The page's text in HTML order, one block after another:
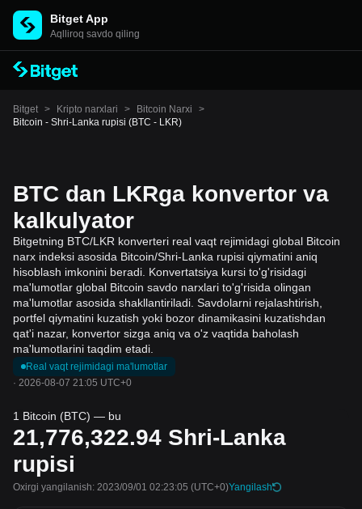
Bitget App
Aqlliroq savdo qiling
Bitget > Kripto narxlari > Bitcoin Narxi
>
Bitcoin - Shri-Lanka rupisi (BTC - LKR)
BTC dan LKRga konvertor va
kalkulyator
Bitgetning BTC/LKR konverteri real vaqt rejimidagi global Bitcoin
narx indeksi asosida Bitcoin/Shri-Lanka rupisi qiymatini aniq
hisoblash imkonini beradi. Konvertatsiya kursi to'g'risidagi
ma'lumotlar global Bitcoin savdo narxlari to'g'risida olingan
ma'lumotlar asosida shakllantiriladi. Savdolarni rejalashtirish,
portfel qiymatini kuzatish yoki bozor dinamikasini kuzatishdan
qat'i nazar, konvertor sizga aniq va o'z vaqtida baholash
ma'lumotlarini taqdim etadi.
Real vaqt rejimidagi ma'lumotlar
· 2026-08-07 21:05 UTC+0
1 Bitcoin (BTC) — bu
21,776,322.94 Shri-Lanka
rupisi
Oxirgi yangilanish: 2023/09/01 02:23:05 (UTC+0)Yangilash